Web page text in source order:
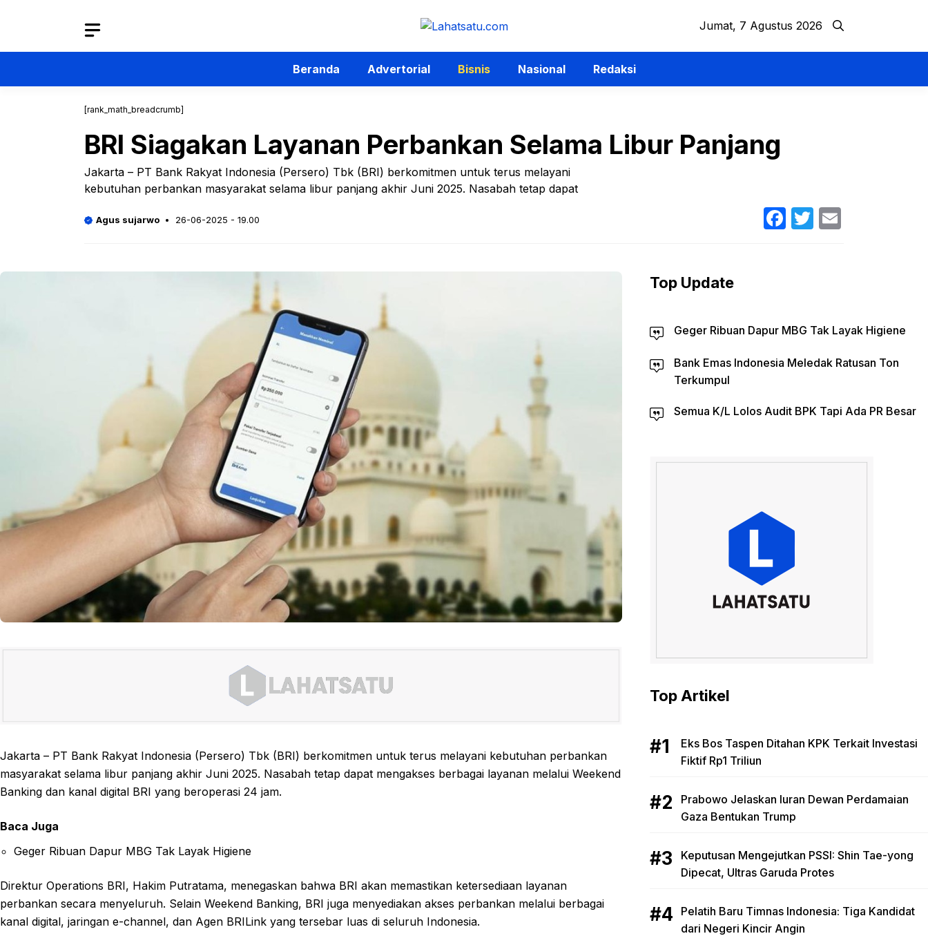
Jumat, 7 Agustus 2026
Beranda Advertorial Bisnis Nasional Redaksi
[rank_math_breadcrumb]
BRI Siagakan Layanan Perbankan Selama Libur Panjang
Jakarta – PT Bank Rakyat Indonesia (Persero) Tbk (BRI) berkomitmen untuk terus melayani
kebutuhan perbankan masyarakat selama libur panjang akhir Juni 2025. Nasabah tetap dapat
Agus sujarwo 26-06-2025 - 19.00 Facebook
Twitter
Jakarta – PT Bank Rakyat Indonesia (Persero) Tbk (BRI) berkomitmen untuk terus melayani kebutuhan perbankan
masyarakat selama libur panjang akhir Juni 2025. Nasabah tetap dapat mengakses berbagai layanan melalui Weekend
Banking dan kanal digital BRI yang beroperasi 24 jam.
Baca Juga
Geger Ribuan Dapur MBG Tak Layak Higiene
Direktur Operations BRI, Hakim Putratama, menegaskan bahwa BRI akan memastikan ketersediaan layanan
perbankan secara menyeluruh. Selain Weekend Banking, BRI juga menyediakan akses perbankan melalui berbagai
kanal digital, jaringan e-channel, dan Agen BRILink yang tersebar luas di seluruh Indonesia.
Top Update
Geger Ribuan Dapur MBG Tak Layak Higiene
Bank Emas Indonesia Meledak Ratusan Ton
Terkumpul
Semua K/L Lolos Audit BPK Tapi Ada PR Besar
Top Artikel
Eks Bos Taspen Ditahan KPK Terkait Investasi
Fiktif Rp1 Triliun
Prabowo Jelaskan Iuran Dewan Perdamaian
Gaza Bentukan Trump
Keputusan Mengejutkan PSSI: Shin Tae-yong
Dipecat, Ultras Garuda Protes
Pelatih Baru Timnas Indonesia: Tiga Kandidat
dari Negeri Kincir Angin